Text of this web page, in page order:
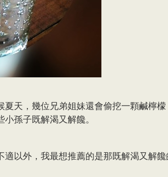
天，幾位兄弟姐妹還會偷挖一顆鹹檸
孫子既解渴又解饞。
以外，我最想推薦的是那既解渴又解